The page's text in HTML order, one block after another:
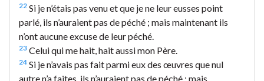
22 Si je n’étais pas venu et que je ne leur eusses point
parlé, ils n’auraient pas de péché ; mais maintenant ils
n’ont aucune excuse de leur péché.
23 Celui qui me hait, hait aussi mon Père.
24 Si je n’avais pas fait parmi eux des œuvres que nul
autre n’a faites, ils n’auraient pas de péché ; mais